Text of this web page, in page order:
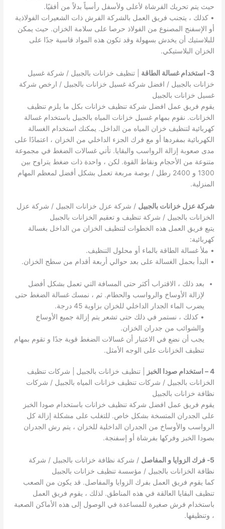
حيث يتم تحريك الفرشاة لأعلى ولأسفل رأسياً بدلاً من أفقيًا.
• كذلك ، يتجنب فريق العمل بالشركة الفرش ذات الشعيرات الفولاذية
أو الإسفنج المصنوع من الفولاذ حرصا على سلامة الخزان. حيث يمكن
للبلاستيك أن يخدش بسهولة وقد تكون هذه المواد قاسية جدًا على
الخزان البلاستيكي.
3- استخدام غسالة الطاقة
| تنظيف خزانات بالجبيل / شركة غسيل
خزانات بالجبيل / افضل شركة غسيل خزانات بالجبيل / ارخص شركة
غسيل خزانات بالجبيل
يقوم فريق عمل افضل شركة تنظيف خزانات بكل ما يلزم تنظيف
الخزانات. نقوم بمهام غسيل خزانات المياه بالجبيل باستخدام غسالة
كهربائية لتنظيف خزان المياه من الداخل. يمكنك استخدام الغسالة
الكهربائية بمفردها أو مع فرك الجزء الداخلي من الخزان ، اعتمادًا على
مدى صعوبة إزالة الرواسب والبقايا. تأتي غسالات الضغط في مجموعة
متنوعة من الأحجام ونقاط القوة. لكن ، واحدة ذات ضغط يتراوح بين
1300 و 2400 رطل / بوصة مربعة تعمل بشكل أفضل لمعظم المهام
المنزلية.
شركة عزل خزانات بالجبيل / شركة عزل خزانات الجبيل / شركة عزل
الخزانات بالجبيل / شركة تنظيف و تعقيم الخزانات بالجبيل
يتبع فريق العمل هذه الخطوات لتنظيف الخزان من الداخل بغسالة
كهربائية:
• ملأ غسالة الطاقة بالماء أو محلول التنظيف.
• البدأ بحمل الغسالة على بعد حوالي أربعة أقدام من سطح الخزان.
بعد ذلك ، الاقتراب أكثر حتى المسافة التي تعمل بشكل أفضل
لإزالة الأوساخ والرواسب والحطام. ثم ، نمسك غسالة الضغط حتى
يضرب الماء الجدار الداخلي للخزان بزاوية 45 درجة.
• كذلك ، نستمر في ذلك حتى تشعر يتم إزالة جميع الأوساخ
والشوائب من جدران الخزان.
يجب أن نضع في الاعتبار أن غسالات الضغط قوية جدًا و تقوم بمهام
تنظيف الخزانات على الوجه الأمثل.
4 – استخدام صودا الخبز
| تنظيف خزانات بالجبيل | شركات تنظيف
الخزانات بالجبيل / شركات تنظيف خزانات المياه بالجبيل / شركات
نظافة خزانات بالجبيل
يقوم فريق عمل افضل شركة تنظيف خزانات باستخدام صودا الخبز
على الجدران المتسخة بشكل خاص. للتغلب على مشكلة إزالة كل
الرواسب والأوساخ من الجدران الداخلية للخزان ، يتم رش الجدران
بصودا الخبز وفركها بفرشاة أو إسفنجة.
5- فرك الزوايا و المفاصل
/ شركة نظافة خزانات بالجبيل / شركة
نظافة الخزانات بالجبيل / مؤسسة تنظيف خزانات بالجبيل
كما يقوم فريق العمل بفرك الزوايا والمفاصل. قد يكون من الصعب
تنظيف البقايا العالقة في هذه المناطق. لذلك ، يقوم فريق العمل
باستخدام فرش صغيرة للمساعدة في الوصول إلى هذه الأماكن الصعبة
، وتنظيفها.